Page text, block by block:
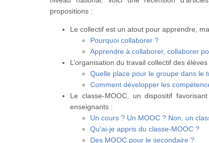
propositions :
Le collectif est un atout pour apprendre,
Pourquoi collaborer ?
Apprendre à collaborer, collaborer
L’organisation du travail collectif des élèves
Quelle place pour le groupe dans le
Comment développer les
Le classe-MOOC, un dispositif
enseignants :
Un cours ? Un MOOC ? Non, un
Qu’ai-je appris du classe-MOOC ?
Des MOOC pour le secondaire ?